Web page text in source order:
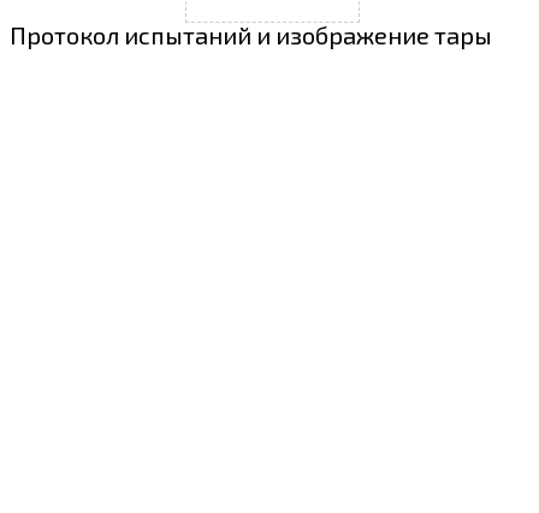
Протокол испытаний и изображение тары